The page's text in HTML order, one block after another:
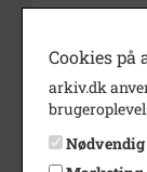
Dateringsnote
Fotograf
Se på kort
Cookies på
arkiv.dk
Nødvendig